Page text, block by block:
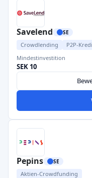
Savelend SE
Crowdlending P2P-
Mindestinvestition
SEK 10
Pepins SE
Aktien-Crowdfunding